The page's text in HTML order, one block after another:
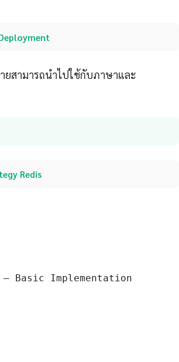
ยสามารถนำไปใช้กับภาษาและ
Redis
Basic Implementation